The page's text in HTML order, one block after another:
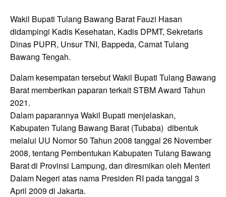
Wakil Bupati Tulang Bawang Barat Fauzi Hasan
didampingi Kadis Kesehatan, Kadis DPMT, Sekretaris
Dinas PUPR, Unsur TNI, Bappeda, Camat Tulang
Bawang Tengah.
Dalam kesempatan tersebut Wakil Bupati Tulang Bawang
Barat memberikan paparan terkait STBM Award Tahun
2021.
Dalam paparannya Wakil Bupati menjelaskan,
Kabupaten Tulang Bawang Barat (Tubaba) dibentuk
melalui UU Nomor 50 Tahun 2008 tanggal 26 November
2008, tentang Pembentukan Kabupaten Tulang Bawang
Barat di Provinsi Lampung, dan diresmikan oleh Menteri
Dalam Negeri atas nama Presiden RI pada tanggal 3
April 2009 di Jakarta.